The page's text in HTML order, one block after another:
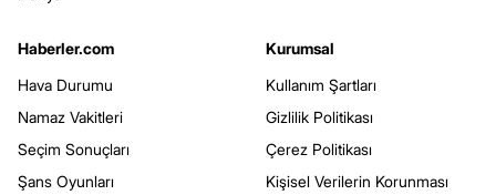
Haberler.com
Hava Durumu
Namaz Vakitleri
Seçim Sonuçları
Şans Oyunları
Kurumsal
Kullanım Şartları
Gizlilik Politikası
Çerez Politikası
Kişisel Verilerin Korunması